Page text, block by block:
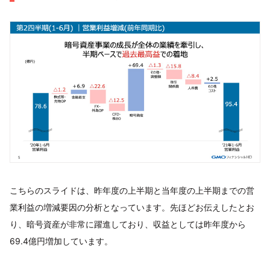
こちらのスライドは、昨年度の上半期と当年度の上半期までの営
業利益の増減要因の分析となっています。先ほどお伝えしたとお
り、暗号資産が非常に躍進しており、収益としては昨年度から
69.4億円増加しています。